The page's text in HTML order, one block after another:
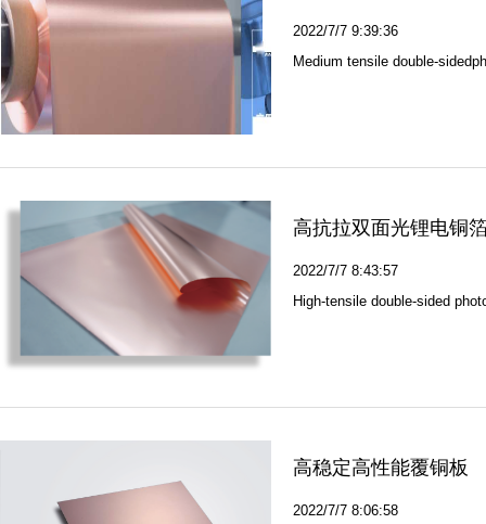
2022/7/7 9:39:36
Medium tensile double-
高抗拉双面光锂电铜
2022/7/7 8:43:57
High-tensile double-sided
高稳定高性能覆铜板
2022/7/7 8:06:58